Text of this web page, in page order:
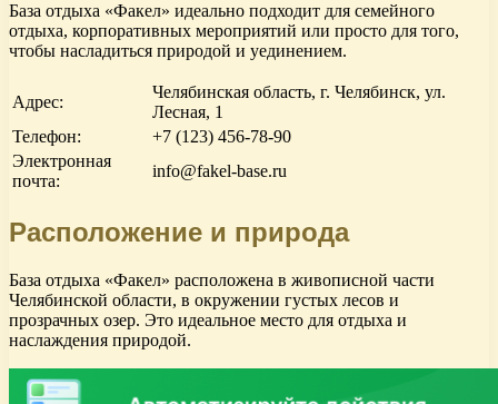
База отдыха «Факел» идеально подходит для семейного
отдыха, корпоративных мероприятий или просто для того,
чтобы насладиться природой и уединением.
Адрес:
Челябинская область, г. Челябинск, ул.
Лесная, 1
Телефон:
+7 (123) 456-78-90
Электронная
почта:
info@fakel-base.ru
Расположение и природа
База отдыха «Факел» расположена в живописной части
Челябинской области, в окружении густых лесов и
прозрачных озер. Это идеальное место для отдыха и
наслаждения природой.